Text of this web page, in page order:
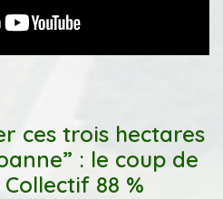
ces trois hectares
: le coup de
88 %